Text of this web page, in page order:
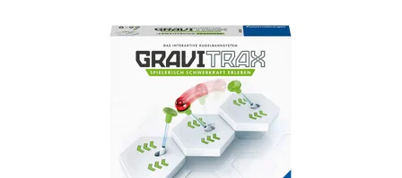
Transfer převede kuličku na druhou stranu
propasti! Dokážeš ho ve své dráze vhodně zapojit?
1
RAVENSBURGER